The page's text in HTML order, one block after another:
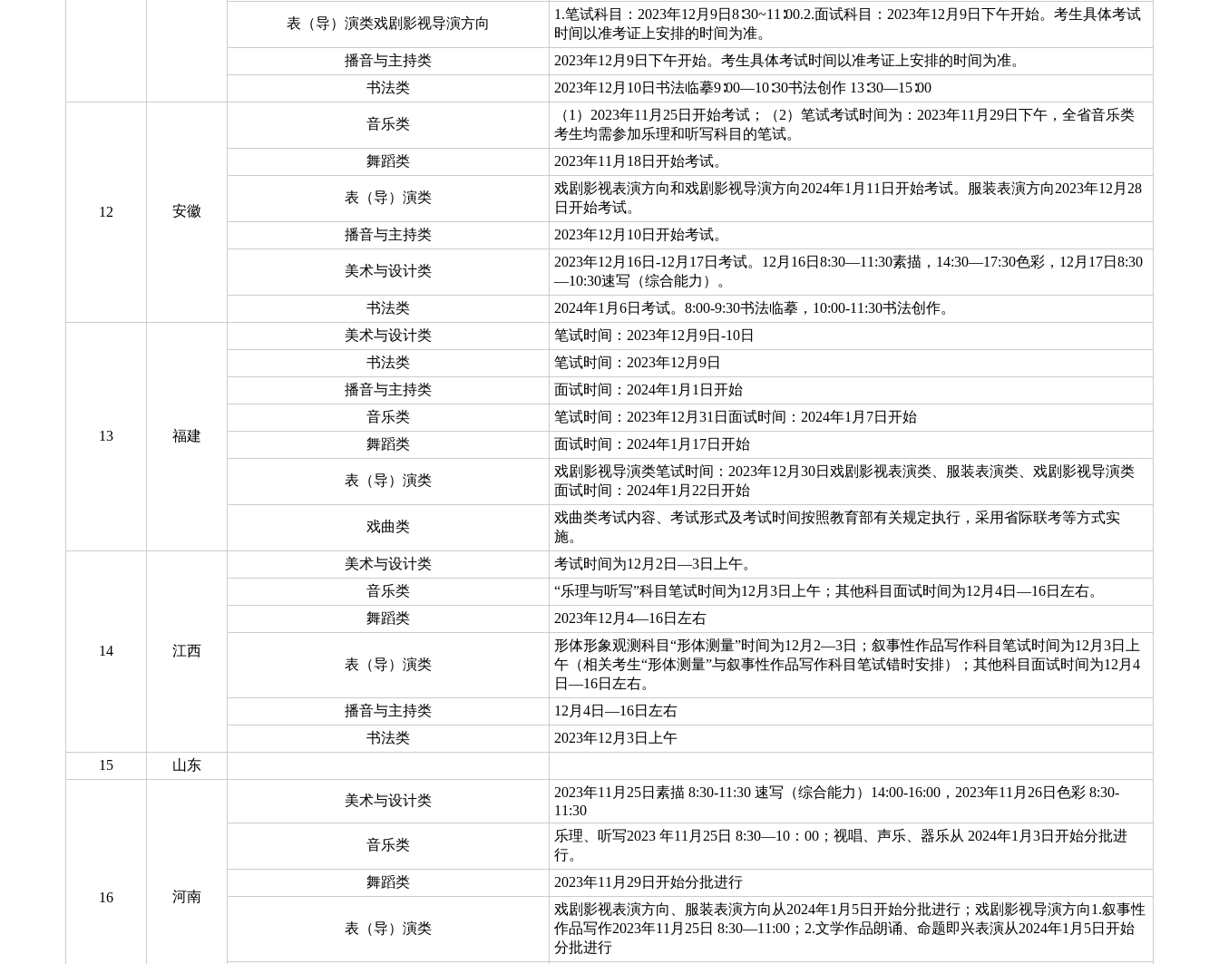
表（导）演类戏剧影视导演方向
1.笔试科目：2023年12月9日8∶30~11∶00.2.面试科目：2023年12月9日下午开始。考生具体考试
时间以准考证上安排的时间为准。
播音与主持类
2023年12月9日下午开始。考生具体考试时间以准考证上安排的时间为准。
书法类
2023年12月10日书法临摹9∶00—10∶30书法创作 13∶30—15∶00
12 安徽
音乐类
（1）2023年11月25日开始考试；（2）笔试考试时间为：2023年11月29日下午，全省音乐类
考生均需参加乐理和听写科目的笔试。
舞蹈类
2023年11月18日开始考试。
表（导）演类
戏剧影视表演方向和戏剧影视导演方向2024年1月11日开始考试。服装表演方向2023年12月28
日开始考试。
播音与主持类
2023年12月10日开始考试。
美术与设计类
2023年12月16日-12月17日考试。12月16日8:30—11:30素描，14:30—17:30色彩，12月17日8:30
—10:30速写（综合能力）。
书法类
2024年1月6日考试。8:00-9:30书法临摹，10:00-11:30书法创作。
13 福建
美术与设计类
笔试时间：2023年12月9日-10日
书法类
笔试时间：2023年12月9日
播音与主持类
面试时间：2024年1月1日开始
音乐类
笔试时间：2023年12月31日面试时间：2024年1月7日开始
舞蹈类
面试时间：2024年1月17日开始
表（导）演类
戏剧影视导演类笔试时间：2023年12月30日戏剧影视表演类、服装表演类、戏剧影视导演类
面试时间：2024年1月22日开始
戏曲类
戏曲类考试内容、考试形式及考试时间按照教育部有关规定执行，采用省际联考等方式实
施。
14 江西
美术与设计类
考试时间为12月2日—3日上午。
音乐类
“乐理与听写”科目笔试时间为12月3日上午；其他科目面试时间为12月4日—16日左右。
舞蹈类
2023年12月4—16日左右
表（导）演类
形体形象观测科目“形体测量”时间为12月2—3日；叙事性作品写作科目笔试时间为12月3日上
午（相关考生“形体测量”与叙事性作品写作科目笔试错时安排）；其他科目面试时间为12月4
日—16日左右。
播音与主持类
12月4日—16日左右
书法类
2023年12月3日上午
15
山东
16 河南
美术与设计类
2023年11月25日素描 8:30-11:30 速写（综合能力）14:00-16:00，2023年11月26日色彩 8:30-
11:30
音乐类
乐理、听写2023 年11月25日 8:30—10：00；视唱、声乐、器乐从 2024年1月3日开始分批进
行。
舞蹈类
2023年11月29日开始分批进行
表（导）演类
戏剧影视表演方向、服装表演方向从2024年1月5日开始分批进行；戏剧影视导演方向1.叙事性
作品写作2023年11月25日 8:30—11:00；2.文学作品朗诵、命题即兴表演从2024年1月5日开始
分批进行